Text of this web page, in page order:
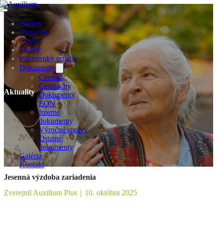
Domov
Aktuality
O nás
Služby
Podmienky prijatia
Dokumenty
Cenníky
Certifikáty
Dokumenty
EON
Interné
dokumenty
Výročné správy
Ostatné
dokumenty
Galéria
Kontakt
Aktuality
Jesenná výzdoba zariadenia
Zverejnil Auxilium Plus
10. októbra 2025